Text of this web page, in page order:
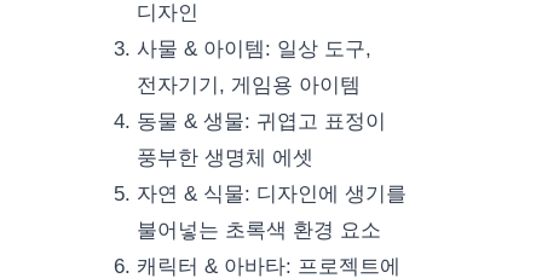
디자인
사물 & 아이템: 일상 도구,
전자기기, 게임용 아이템
동물 & 생물: 귀엽고 표정이
풍부한 생명체 에셋
자연 & 식물: 디자인에 생기를
불어넣는 초록색 환경 요소
캐릭터 & 아바타: 프로젝트에